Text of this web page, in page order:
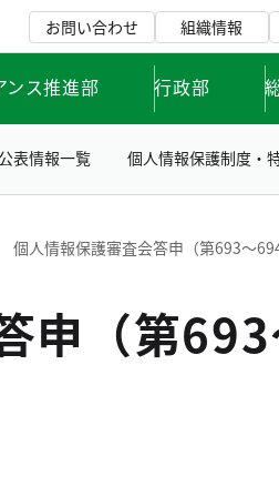
お問い合わせ 組織情報
ンス推進部 行政部
表情報一覧 個人情報保護制度・
個人情報保護審査会答申（第693～
申（第